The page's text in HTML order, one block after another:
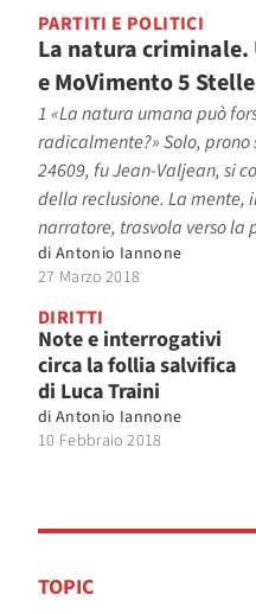
PARTITI E POLITICI
La natura criminale.
e MoVimento 5 Stelle
1 «La natura umana può
radicalmente?» Solo,
24609, fu Jean-Valjean, si
della reclusione. La mente,
narratore, trasvola verso
di Antonio Iannone
27 Marzo 2018
DIRITTI
Note e interrogativi
circa la follia salvifica
di Luca Traini
di Antonio Iannone
10 Febbraio 2018
TOPIC